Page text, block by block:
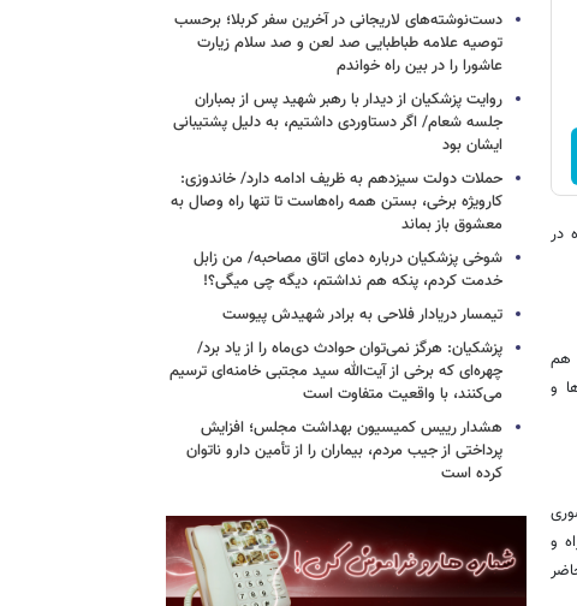
در
هم
و
حضوری
و
دست‌نوشته‌های لاریجانی در آخرین سفر کربلا؛ برحسب
توصیه علامه طباطبایی صد لعن و صد سلام زیارت
عاشورا را در بین راه خواندم
روایت پزشکیان از دیدار با رهبر شهید پس از بمباران
جلسه شعام/ اگر دستاوردی داشتیم، به دلیل پشتیبانی
ایشان بود
حملات دولت سیزدهم به ظریف ادامه دارد/ خاندوزی:
کارویژه برخی، بستن همه راه‌هاست تا تنها راه وصال به
معشوق باز بماند
شوخی پزشکیان درباره دمای اتاق مصاحبه/ من زابل
خدمت کردم، پنکه هم نداشتم، دیگه چی میگی؟!
تیمسار دریادار فلاحی به برادر شهیدش پیوست
پزشکیان: هرگز نمی‌توان حوادث دی‌ماه را از یاد برد/
چهره‌ای که برخی از آیت‌الله سید مجتبی خامنه‌ای ترسیم
می‌کنند، با واقعیت متفاوت است
هشدار رییس کمیسیون بهداشت مجلس؛ افزایش
پرداختی از جیب مردم، بیماران را از تأمین دارو ناتوان
کرده است